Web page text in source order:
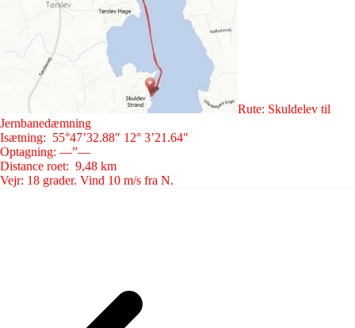
Rute: Skuldelev til
Jernbanedæmning
Isætning: 55°47’32.88″ 12° 3’21.64″
Optagning: —”—
Distance roet: 9,48 km
Vejr: 18 grader. Vind 10 m/s fra N.